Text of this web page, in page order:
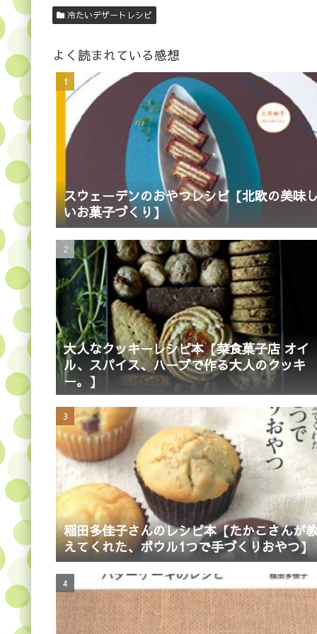
冷たいデザートレシピ
よく読まれている感想
スウェーデンのおやつレシピ【北欧の美味
いお菓子づくり】
大人なクッキーレシピ本【菜食菓子店 オイ
ル、スパイス、ハーブで作る大人のクッキ
ー。】
稲田多佳子さんのレシピ本【たかこさんが
えてくれた、ボウル1つで手づくりおやつ】